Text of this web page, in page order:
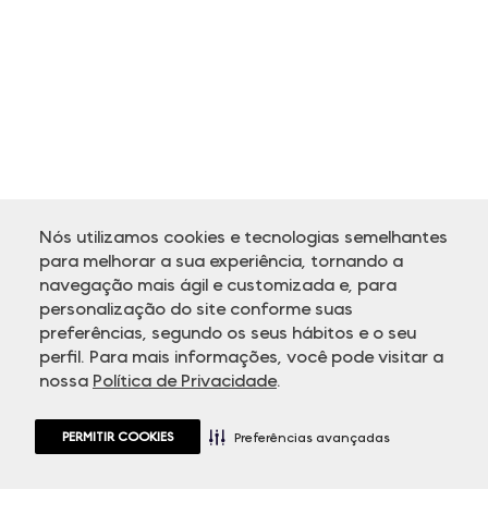
Nós utilizamos cookies e tecnologias semelhantes
para melhorar a sua experiência, tornando a
navegação mais ágil e customizada e, para
personalização do site conforme suas
preferências, segundo os seus hábitos e o seu
perfil. Para mais informações, você pode visitar a
nossa Política de Privacidade.
PERMITIR COOKIES Preferências avançadas